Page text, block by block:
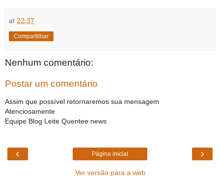
at 22:37
Compartilhar
Nenhum comentário:
Postar um comentário
Assim que possível retornaremos sua mensagem
Atenciosamente
Equipe Blog Leite Quentee news
‹ ›
Página inicial
Ver versão para a web